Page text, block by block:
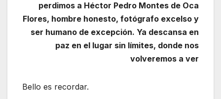
perdimos a Héctor Pedro Montes de Oca
Flores, hombre honesto, fotógrafo excelso y
ser humano de excepción. Ya descansa en
paz en el lugar sin límites, donde nos
volveremos a ver
Bello es recordar.